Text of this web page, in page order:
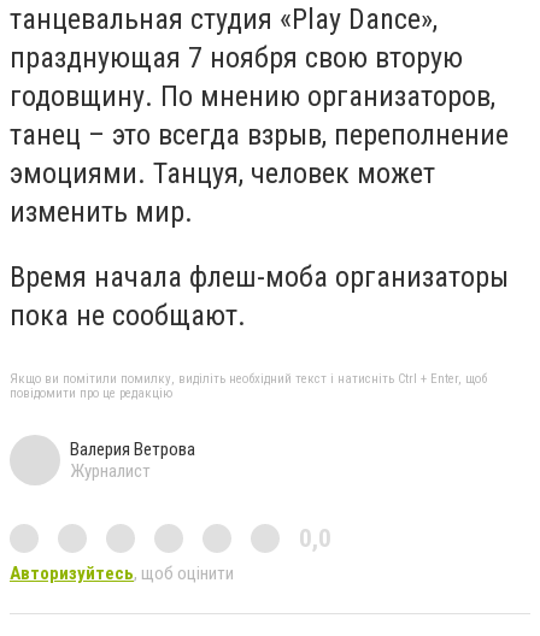
танцевальная студия «Play Dance»,
празднующая 7 ноября свою вторую
годовщину. По мнению организаторов,
танец – это всегда взрыв, переполнение
эмоциями. Танцуя, человек может
изменить мир.
Время начала флеш-моба организаторы
пока не сообщают.
Якщо ви помітили помилку, виділіть необхідний текст і натисніть Ctrl + Enter, щоб
повідомити про це редакцію
Валерия Ветрова
Журналист
0,0
Авторизуйтесь, щоб оцінити